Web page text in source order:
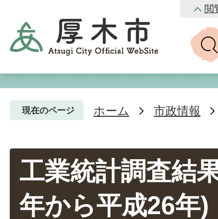
閲
現在のページ ホーム 市政情報
工業統計調査結
年から平成26年)